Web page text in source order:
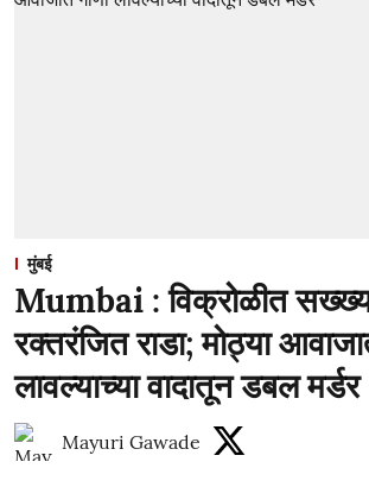
मुंबई
Mumbai : विक्रोळीत
रक्तरंजित राडा; मोठ्या
लावल्याच्या वादातून डबल मर्डर
Mayuri Gawade